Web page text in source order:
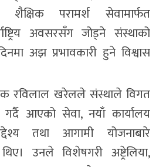
परामर्श सेवामार्फत
अवसरसँग जोड्ने संस्थाको
अझ प्रभावकारी हुने विश्वास
रविलाल खरेलले संस्थाले विगत
गर्दै आएको सेवा, नयाँ कार्यालय
तथा आगामी योजनाबारे
उनले विशेषगरी अष्ट्रेलिया,